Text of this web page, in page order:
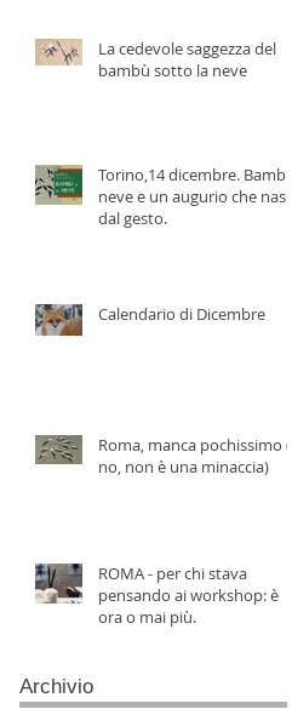
La cedevole saggezza del
bambù sotto la neve
Torino,14 dicembre. Bambù,
neve e un augurio che nasce
dal gesto.
Calendario di Dicembre
Roma, manca pochissimo (e
no, non è una minaccia)
ROMA - per chi stava
pensando ai workshop: è
ora o mai più.
Archivio